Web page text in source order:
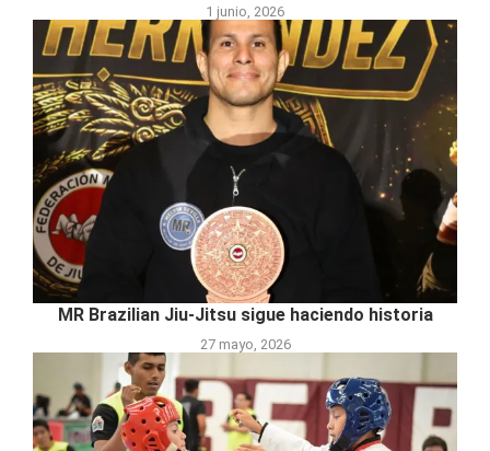
1 junio, 2026
MR Brazilian Jiu-Jitsu sigue haciendo historia
27 mayo, 2026